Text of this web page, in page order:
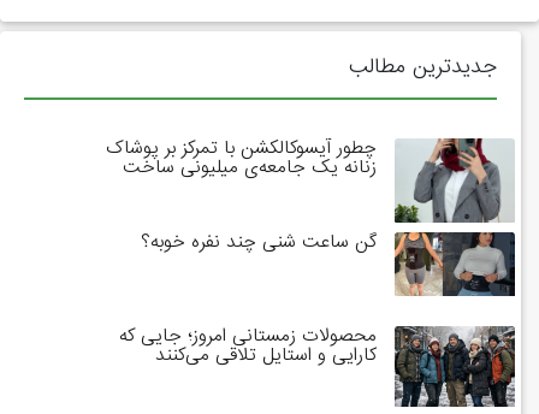
جدیدترین مطالب
چطور آیسوکالکشن با تمرکز بر پوشاک
زنانه یک جامعه‌ی میلیونی ساخت
گن ساعت شنی چند نفره خوبه؟
محصولات زمستانی امروز؛ جایی که
کارایی و استایل تلاقی می‌کنند